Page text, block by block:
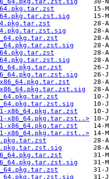
x86_64.pkg.tar.zst
x86_64.pkg.tar.zst..>
x86_64.pkg.tar.zst
x86_64.pkg.tar.zst..>